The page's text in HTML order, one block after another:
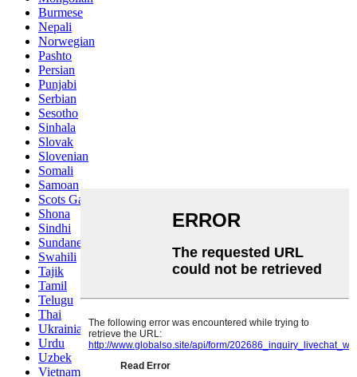
Burmese
Nepali
Norwegian
Pashto
Persian
Punjabi
Serbian
Sesotho
Sinhala
Slovak
Slovenian
Somali
Samoan
Scots Gaelic
Shona
Sindhi
Sundanese
Swahili
Tajik
Tamil
Telugu
Thai
Ukrainian
Urdu
Uzbek
Vietnamese